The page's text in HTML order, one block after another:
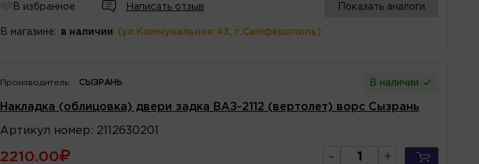
В избранное Написать отзыв Показать аналоги
В магазине: в наличии (ул.Коммунальная 43, г.Симферополь)
Производитель: СЫЗРАНЬ В наличии
Накладка (облицовка) двери задка ВАЗ-2112 (вертолет) ворс Сызрань
Артикул номер : 2112630201
2210.00 - +